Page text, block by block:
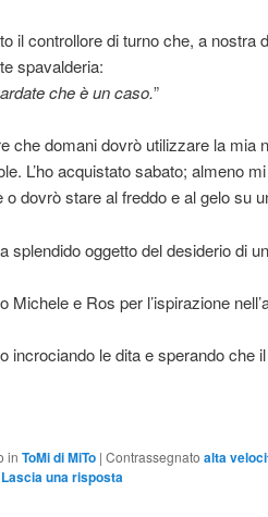
il controllore di turno che, a
spavalderia:
che è un caso.”
che domani dovrò utilizzare la mia
L’ho acquistato sabato; almeno
o dovrò stare al freddo e al gelo su
splendido oggetto del desiderio di
Michele e Ros per l’ispirazione
incrociando le dita e sperando che
in ToMi di MiTo | Contrassegnato alta
Lascia una risposta